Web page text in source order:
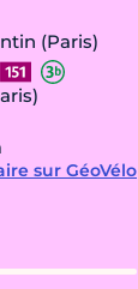
(Paris)
sur GéoVélo